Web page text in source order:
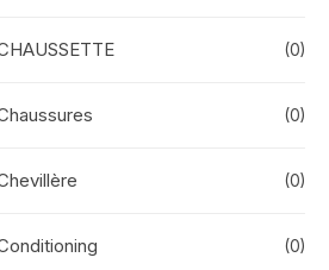
(0)
(0)
(0)
(0)